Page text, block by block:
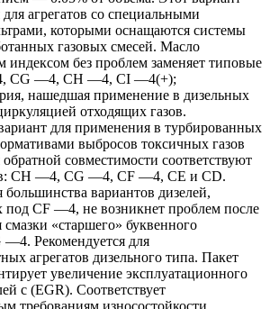
для агрегатов со специальными
которыми оснащаются системы
газовых смесей. Масло
индексом без проблем заменяет типовые
CG —4, CH —4, CI —4(+);
нашедшая применение в дизельных
отходящих газов.
для применения в турбированных
выбросов токсичных газов
совместимости соответствуют
CH —4, CG —4, CF —4, CE и CD.
вариантов дизелей,
под CF —4, не возникнет проблем после
смазки «старшего» буквенного
Рекомендуется для
агрегатов дизельного типа. Пакет
увеличение эксплуатационного
с (EGR). Соответствует
требованиям износостойкости